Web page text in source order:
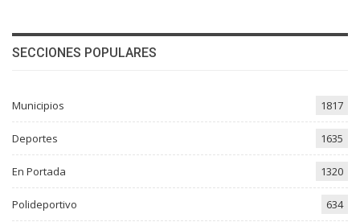
SECCIONES POPULARES
Municipios 1817
Deportes 1635
En Portada 1320
Polideportivo 634